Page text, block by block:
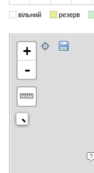
вільний резерв
+
-